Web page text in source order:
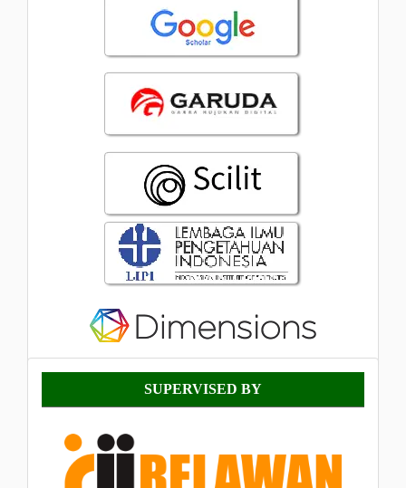
Supervised
By
SUPERVISED BY